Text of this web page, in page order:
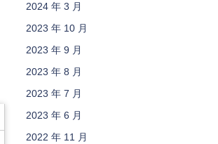
2024 年 3 月
2023 年 10 月
2023 年 9 月
2023 年 8 月
2023 年 7 月
2023 年 6 月
2022 年 11 月